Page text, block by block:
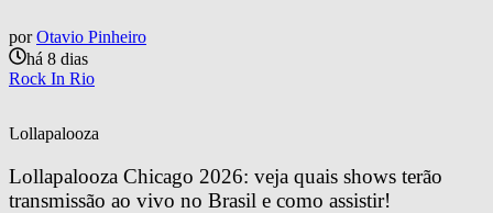
por Otavio Pinheiro
há 8 dias
Rock In Rio
Lollapalooza
Lollapalooza Chicago 2026: veja quais shows terão
transmissão ao vivo no Brasil e como assistir!